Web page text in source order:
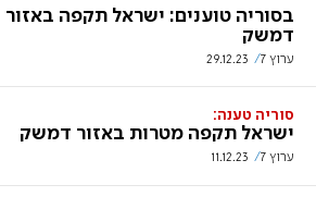
בסוריה טוענים: ישראל תקפה באזור
דמשק
ערוץ 7 29.12.23
סוריה טענה:
ישראל תקפה מטרות באזור דמשק
ערוץ 7 11.12.23